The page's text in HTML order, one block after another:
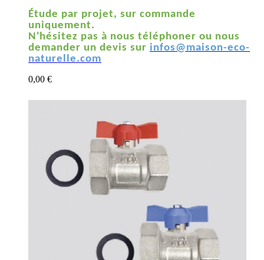
Étude par projet, sur commande
uniquement.
N'hésitez pas à nous téléphoner ou nous
demander un devis sur infos@maison-eco-
naturelle.com
0,00 €